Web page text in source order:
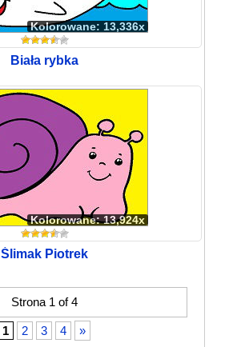
Kolorowane: 13,336x
Biała rybka
Kolorowane: 13,924x
Ślimak Piotrek
Strona 1 of 4
1 2 3 4 »